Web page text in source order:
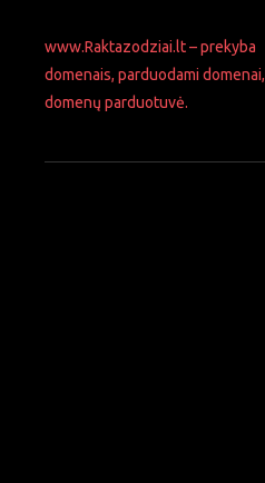
www.Raktazodziai.lt – prekyba
domenais, parduodami domenai,
domenų parduotuvė.